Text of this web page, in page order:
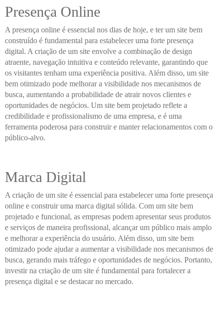
Presença Online
A presença online é essencial nos dias de hoje, e ter um site bem
construído é fundamental para estabelecer uma forte presença
digital. A criação de um site envolve a combinação de design
atraente, navegação intuitiva e conteúdo relevante, garantindo que
os visitantes tenham uma experiência positiva. Além disso, um site
bem otimizado pode melhorar a visibilidade nos mecanismos de
busca, aumentando a probabilidade de atrair novos clientes e
oportunidades de negócios. Um site bem projetado reflete a
credibilidade e profissionalismo de uma empresa, e é uma
ferramenta poderosa para construir e manter relacionamentos com o
público-alvo.
Marca Digital
A criação de um site é essencial para estabelecer uma forte presença
online e construir uma marca digital sólida. Com um site bem
projetado e funcional, as empresas podem apresentar seus produtos
e serviços de maneira profissional, alcançar um público mais amplo
e melhorar a experiência do usuário. Além disso, um site bem
otimizado pode ajudar a aumentar a visibilidade nos mecanismos de
busca, gerando mais tráfego e oportunidades de negócios. Portanto,
investir na criação de um site é fundamental para fortalecer a
presença digital e se destacar no mercado.